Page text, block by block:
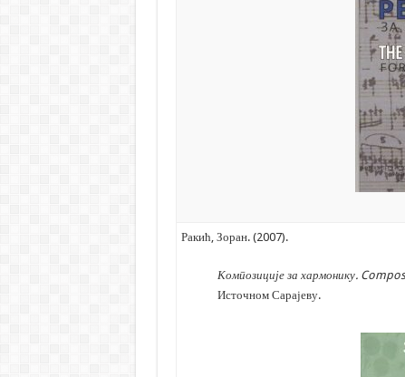
Ракић, Зоран. (2007).
Композиције за хармонику.
Источном Сарајеву.